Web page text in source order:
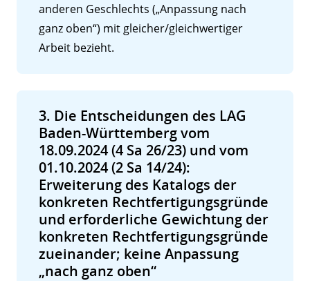
anderen Geschlechts („Anpassung nach
ganz oben“) mit gleicher/gleichwertiger
Arbeit bezieht.
3. Die Entscheidungen des LAG
Baden-Württemberg vom
18.09.2024 (4 Sa 26/23) und vom
01.10.2024 (2 Sa 14/24):
Erweiterung des Katalogs der
konkreten Rechtfertigungsgründe
und erforderliche Gewichtung der
konkreten Rechtfertigungsgründe
zueinander; keine Anpassung
„nach ganz oben“